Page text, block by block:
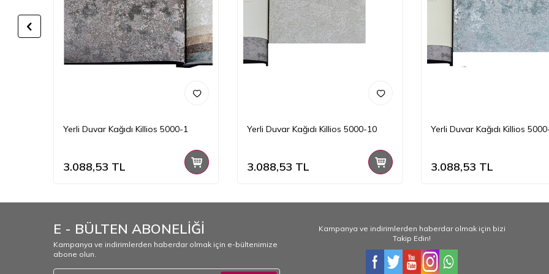
Yerli Duvar Kağıdı Killios 5000-1
3.088,53 TL
Yerli Duvar Kağıdı Killios 5000-10
3.088,53 TL
Yerli Duvar Kağıdı Killios
3.088,53 TL
E - BÜLTEN ABONELİĞİ
Kampanya ve indirimlerden haberdar olmak için e-bültenimize
abone olun.
Kampanya ve indirimlerden haberdar olmak için bizi
Takip Edin!